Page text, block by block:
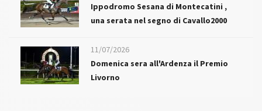
Ippodromo Sesana di Montecatini ,
una serata nel segno di Cavallo2000
11/07/2026
Domenica sera all'Ardenza il Premio
Livorno